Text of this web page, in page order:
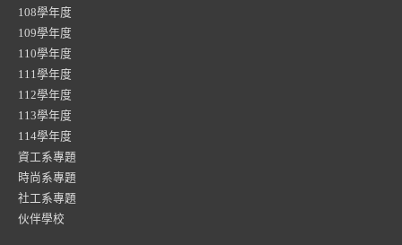
108學年度
109學年度
110學年度
111學年度
112學年度
113學年度
114學年度
資工系專題
時尚系專題
社工系專題
伙伴學校